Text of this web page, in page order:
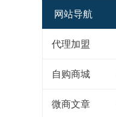
网站导航
代理加盟
自购商城
微商文章